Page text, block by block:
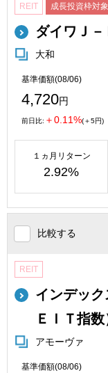
REIT 成長投資枠対象
ダイワＪ
大和
基準価額(08/06)
4,720円
前日比: ＋0.11%(＋5円)
１ヵ月リターン
2.92%
比較する
REIT
インデッ
ＥＩＴ指
アモーヴァ
基準価額(08/06)